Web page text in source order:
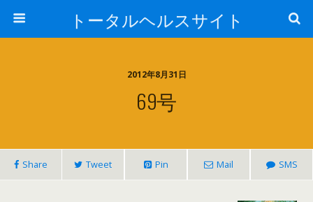
トータルヘルスサイト
2012年8月31日
69号
Share Tweet Pin Mail SMS